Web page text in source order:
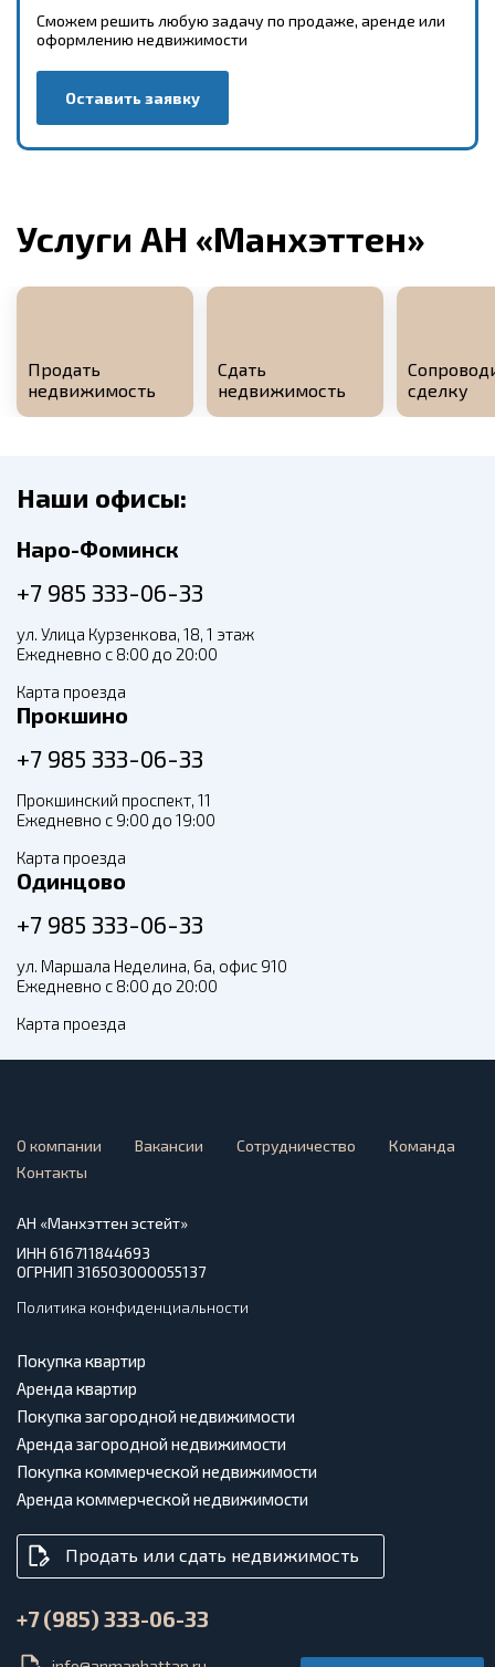
Сможем решить любую задачу по продаже, аренде или
оформлению недвижимости
Оставить заявку
Услуги АН «Манхэттен»
Продать
недвижимость
Сдать
недвижимость
сделку
Наши офисы:
Наро-Фоминск
+7 985 333-06-33
ул. Улица Курзенкова, 18, 1 этаж
Ежедневно с 8:00 до 20:00
Карта проезда
Прокшино
+7 985 333-06-33
Прокшинский проспект, 11
Ежедневно с 9:00 до 19:00
Карта проезда
Одинцово
+7 985 333-06-33
ул. Маршала Неделина, 6а, офис 910
Ежедневно с 8:00 до 20:00
Карта проезда
О компании Вакансии Сотрудничество
Команда
Контакты
АН «Манхэттен эстейт»
ИНН 616711844693
ОГРНИП 316503000055137
Политика конфиденциальности
Покупка квартир
Аренда квартир
Покупка загородной недвижимости
Аренда загородной недвижимости
Покупка коммерческой недвижимости
Аренда коммерческой недвижимости
Продать или сдать недвижимость
+7 (985) 333-06-33